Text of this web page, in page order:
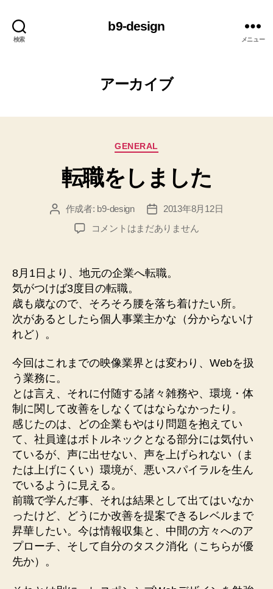
検索
b9-design
メニュー
アーカイブ
カ
リ
GENERAL
転職をしました
投 作成者: b9-design
投
稿
日
2013年8月12日
転
し
ま
し
た
へ
コメントはまだありません
8月1日より、地元の企業へ転職。
気がつけば3度目の転職。
歳も歳なので、そろそろ腰を落ち着けたい所。
次があるとしたら個人事業主かな（分からないけ
れど）。
今回はこれまでの映像業界とは変わり、Webを扱
う業務に。
とは言え、それに付随する諸々雑務や、環境・体
制に関して改善をしなくてはならなかったり。
感じたのは、どの企業もやはり問題を抱えてい
て、社員達はボトルネックとなる部分には気付い
ているが、声に出せない、声を上げられない（ま
たは上げにくい）環境が、悪いスパイラルを生ん
でいるように見える。
前職で学んだ事、それは結果として出てはいなか
ったけど、どうにか改善を提案できるレベルまで
昇華したい。今は情報収集と、中間の方々へのア
プローチ、そして自分のタスク消化（こちらが優
先か）。